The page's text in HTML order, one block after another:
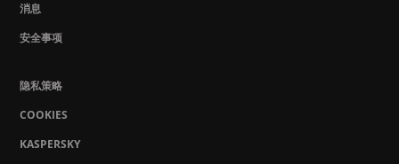
消息
安全事项
隐私策略
COOKIES
KASPERSKY